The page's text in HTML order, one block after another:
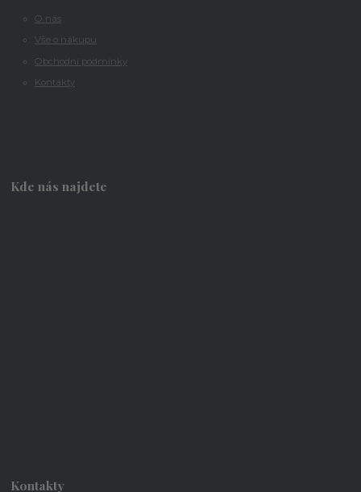
O nás
Vše o nákupu
Obchodní podmínky
Kontakty
Kde nás najdete
Kontakty